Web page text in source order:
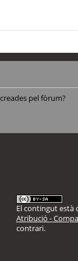
pel fòrum?
El contingut està
Atribució -
contrari.